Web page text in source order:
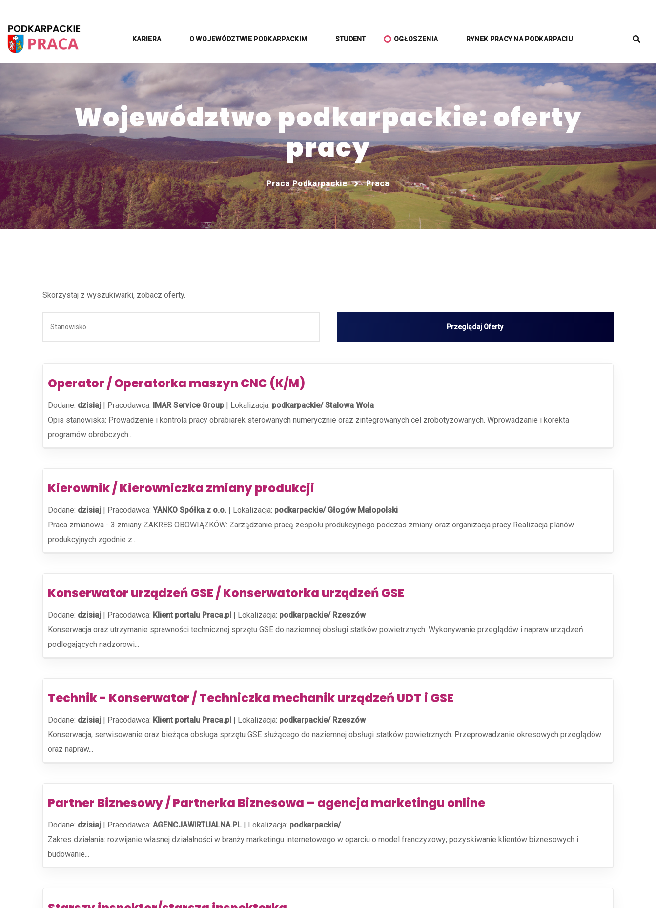
KARIERA O WOJEWÓDZTWIE PODKARPACKIM STUDENT OGŁOSZENIA RYNEK PRACY NA PODKARPACIU
Województwo podkarpackie: oferty
pracy
Praca Podkarpackie Praca
Skorzystaj z wyszukiwarki, zobacz oferty.
Operator / Operatorka maszyn CNC (K/M)
Dodane: dzisiaj | Pracodawca: IMAR Service Group | Lokalizacja: podkarpackie/ Stalowa Wola
Opis stanowiska: Prowadzenie i kontrola pracy obrabiarek sterowanych numerycznie oraz zintegrowanych cel zrobotyzowanych. Wprowadzanie i korekta
programów obróbczych...
Kierownik / Kierowniczka zmiany produkcji
Dodane: dzisiaj | Pracodawca: YANKO Spółka z o.o. | Lokalizacja: podkarpackie/ Głogów Małopolski
Praca zmianowa - 3 zmiany ZAKRES OBOWIĄZKÓW: Zarządzanie pracą zespołu produkcyjnego podczas zmiany oraz organizacja pracy Realizacja planów
produkcyjnych zgodnie z...
Konserwator urządzeń GSE / Konserwatorka urządzeń GSE
Dodane: dzisiaj | Pracodawca: Klient portalu Praca.pl | Lokalizacja: podkarpackie/ Rzeszów
Konserwacja oraz utrzymanie sprawności technicznej sprzętu GSE do naziemnej obsługi statków powietrznych. Wykonywanie przeglądów i napraw urządzeń
podlegających nadzorowi...
Technik - Konserwator / Techniczka mechanik urządzeń UDT i GSE
Dodane: dzisiaj | Pracodawca: Klient portalu Praca.pl | Lokalizacja: podkarpackie/ Rzeszów
Konserwacja, serwisowanie oraz bieżąca obsługa sprzętu GSE służącego do naziemnej obsługi statków powietrznych. Przeprowadzanie okresowych przeglądów
oraz napraw...
Partner Biznesowy / Partnerka Biznesowa – agencja marketingu online
Dodane: dzisiaj | Pracodawca: AGENCJAWIRTUALNA.PL | Lokalizacja: podkarpackie/
Zakres działania: rozwijanie własnej działalności w branży marketingu internetowego w oparciu o model franczyzowy; pozyskiwanie klientów biznesowych i
budowanie...